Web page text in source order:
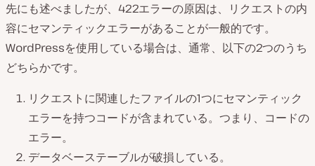
先にも述べましたが、422エラーの原因は、リクエストの内
容にセマンティックエラーがあることが一般的です。
WordPressを使用している場合は、通常、以下の2つのうち
どちらかです。
リクエストに関連したファイルの1つにセマンティック
エラーを持つコードが含まれている。つまり、コードの
エラー。
データベーステーブルが破損している。